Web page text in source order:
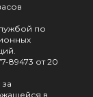
по
89473 от 20
в